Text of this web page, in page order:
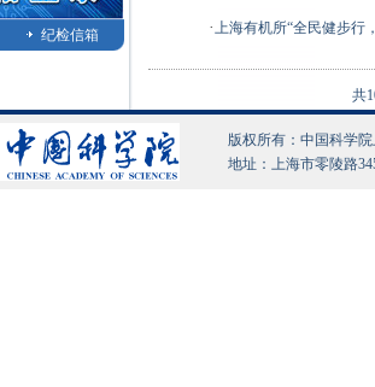
纪检信箱 ·上海有机所“全民健步
共
版权所有：中国科学院
地址：上海市零陵路